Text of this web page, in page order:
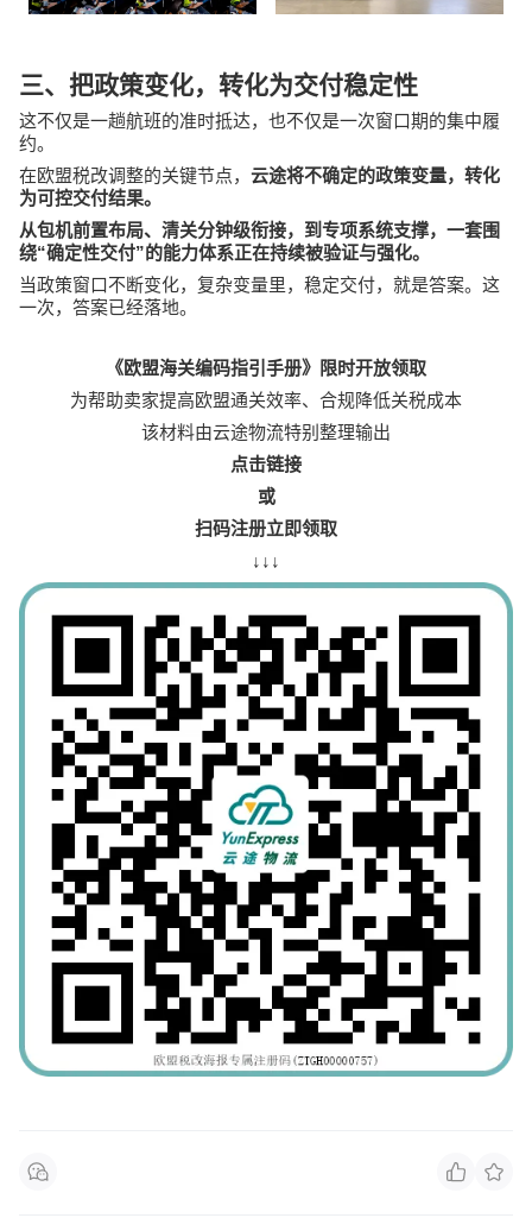
三、把政策变化，转化为交付稳定性
这不仅是一趟航班的准时抵达，也不仅是一次窗口期的集中履
约。
在欧盟税改调整的关键节点， 云途将不确定的政策变量，转化
为可控交付结果。
从包机前置布局、清关分钟级衔接，到专项系统支撑，一套围
绕“确定性交付”的能力体系正在持续被验证与强化。
当政策窗口不断变化，复杂变量里，稳定交付，就是答案。这
一次，答案已经落地。
《欧盟海关编码指引手册》限时开放领取
为帮助卖家提高欧盟通关效率、合规降低关税成本
该材料由云途物流特别整理输出
点击链接
或
扫码注册立即领取
↓↓↓